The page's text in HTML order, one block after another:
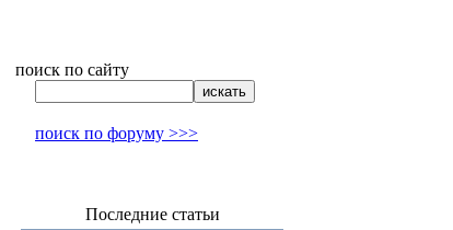
поиск по сайту
поиск по форуму >>>
Последние статьи